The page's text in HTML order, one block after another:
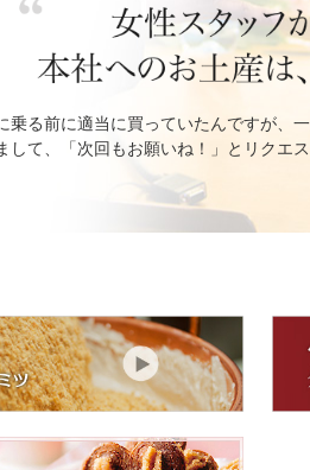
乗る前に適当に買っていたんですが、
して、「次回もお願いね！」とリクエ